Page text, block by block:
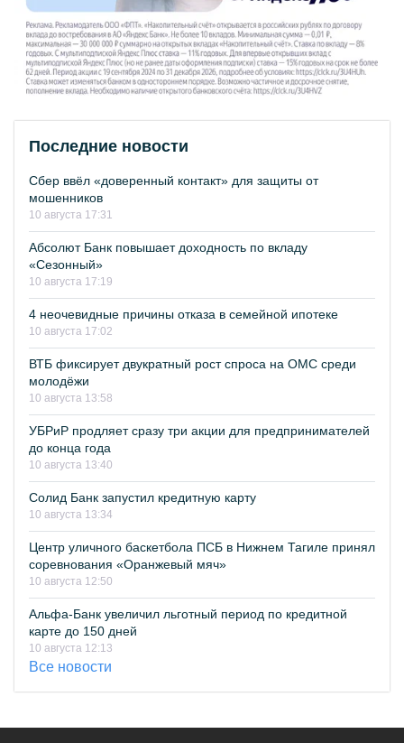
Последние новости
Сбер ввёл «доверенный контакт» для защиты от
мошенников
10 августа 17:31
Абсолют Банк повышает доходность по вкладу
«Сезонный»
10 августа 17:19
4 неочевидные причины отказа в семейной ипотеке
10 августа 17:02
ВТБ фиксирует двукратный рост спроса на ОМС среди
молодёжи
10 августа 13:58
УБРиР продляет сразу три акции для предпринимателей
до конца года
10 августа 13:40
Солид Банк запустил кредитную карту
10 августа 13:34
Центр уличного баскетбола ПСБ в Нижнем Тагиле принял
соревнования «Оранжевый мяч»
10 августа 12:50
Альфа-Банк увеличил льготный период по кредитной
карте до 150 дней
10 августа 12:13
Все новости